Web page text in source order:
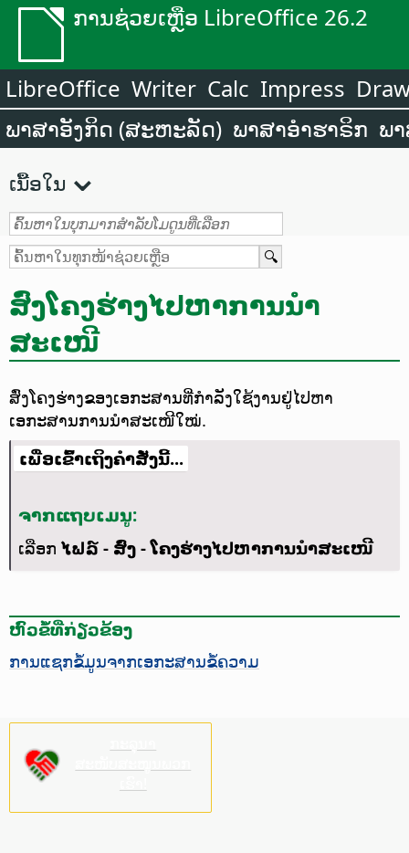
ການຊ່ວຍເຫຼືອ LibreOffice 26.2
LibreOffice Writer Calc Impress
ພາສາອັງກິດ (ສະຫະລັດ) ພາສາອຳຮາຣິກ ພ
ເນື້ອໃນ
ສົ່ງໂຄງຮ່າງໄປຫາການນຳ
ສະເໜີ
ສົ່ງໂຄງຮ່າງຂອງເອກະສານທີ່ກຳລັງໃຊ້ງານຢູ່ໄປຫາ
ເອກະສານການນຳສະເໜີໃໝ່.
ເພື່ອເຂົ້າເຖິງຄຳສັ່ງນີ້...
ຈາກແຖບເມນູ:
ເລືອກ ໄຟລ໌ - ສົ່ງ - ໂຄງຮ່າງໄປຫາການນຳສະເໜີ
ຫົວຂໍ້ທີ່ກ່ຽວຂ້ອງ
ການແຊກຂໍ້ມູນຈາກເອກະສານຂໍ້ຄວາມ